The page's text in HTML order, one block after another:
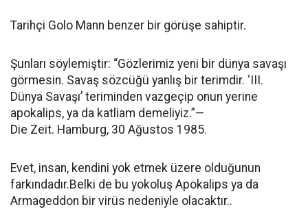
Tarihçi Golo Mann benzer bir görüşe sahiptir.
Şunları söylemiştir: “Gözlerimiz yeni bir dünya savaşı
görmesin. Savaş sözcüğü yanlış bir terimdir. ‘III.
Dünya Savaşı’ teriminden vazgeçip onun yerine
apokalips, ya da katliam demeliyiz.”—
Die Zeit. Hamburg, 30 Ağustos 1985.
Evet, insan, kendini yok etmek üzere olduğunun
farkındadır.Belki de bu yokoluş Apokalips ya da
Armageddon bir virüs nedeniyle olacaktır..